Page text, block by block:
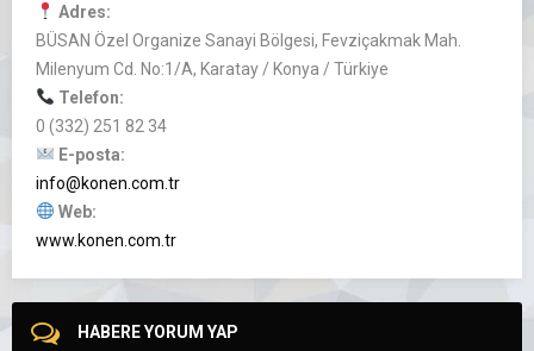
Adres:
BÜSAN Özel Organize Sanayi Bölgesi, Fevziçakmak Mah.
Milenyum Cd. No:1/A, Karatay / Konya / Türkiye
Telefon:
0 (332) 251 82 34
E-posta:
info@konen.com.tr
Web:
www.konen.com.tr
HABERE YORUM YAP